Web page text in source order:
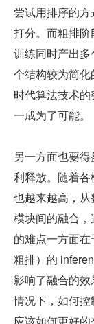
尝试用排序的
打分。而粗排
训练同时产出
个结构较为简
时代算法技术
一成为了可能。
另一方面也要
利释放。随着
也越来越高，
模块间的融合
的难点一方面
粗排）的
影响了融合的
情况下，如何
应该如何更好的